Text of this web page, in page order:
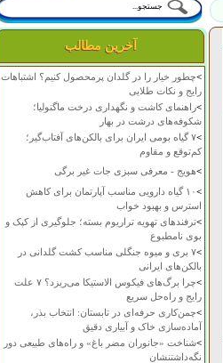
آخرین مطالب
>چطور خیار را در گلدان پرمحصول کنیم؟ اشتباهات
رایج و نکات طلایی
>راهنمای کاشت و نگهداری درخت ماگنولیا؛
شکوفه‌های درشت در بهار
>
۷ گیاه بومی ایران برای بالکن‌های آفتاب‌گیر؛
کم‌توقع و مقاوم
>هویج - معرفی سبزی جات غیر برگی
>
۱۰ گیاه دارویی مناسب آپارتمان برای کاهش
استرس و بهبود خواب
>ترفندهای تهویه تراریوم بسته؛ جلوگیری از کپک و
بوی نامطبوع
>
۷ بری و میوه جنگلی مناسب کشت گلدانی در
بالکن‌های ایرانی
>
چرا برگ‌های فیکوس الاستیکا می‌ریزد؟ ۷ علت
رایج و راه‌حل سریع
>چمن‌کاری حرفه‌ای در تابستان: انتخاب بذر،
آماده‌سازی خاک و آبیاری دقیق
>شناخت «جانوران مضر باغ» و راه‌های طبیعی دور
نگه‌داشتنشان